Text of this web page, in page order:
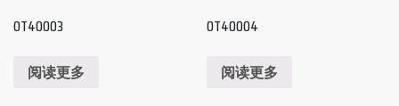
OT40003
阅读更多
OT40004
阅读更多